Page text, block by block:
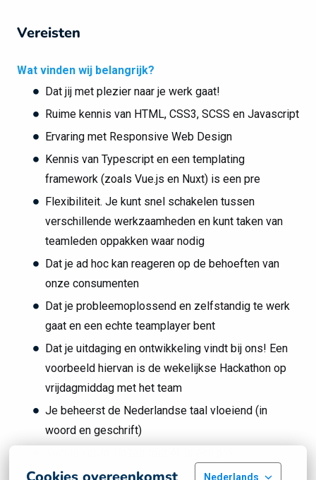
Nederlands
Vereisten
Wat vinden wij belangrijk?
Dat jij met plezier naar je werk gaat!
Ruime kennis van HTML, CSS3, SCSS en Javascript
Ervaring met Responsive Web Design
Kennis van Typescript en een templating
framework (zoals Vue.js en Nuxt) is een pre
Flexibiliteit. Je kunt snel schakelen tussen
verschillende werkzaamheden en kunt taken van
teamleden oppakken waar nodig
Dat je ad hoc kan reageren op de behoeften van
onze consumenten
Dat je probleemoplossend en zelfstandig te werk
gaat en een echte teamplayer bent
Dat je uitdaging en ontwikkeling vindt bij ons! Een
voorbeeld hiervan is de wekelijkse Hackathon op
vrijdagmiddag met het team
Je beheerst de Nederlandse taal vloeiend (in
woord en geschrift)